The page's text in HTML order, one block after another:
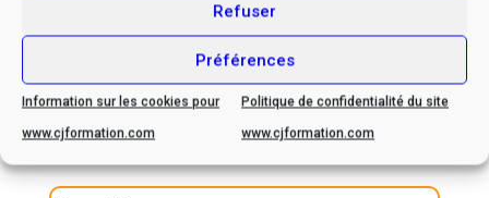
Refuser
Préférences
Information sur les cookies pour
www.cjformation.com
Politique de confidentialité du site
www.cjformation.com
Contactez-nous